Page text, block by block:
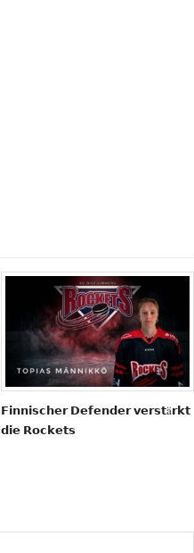
𝗙𝗶𝗻𝗻𝗶𝘀𝗰𝗵𝗲𝗿 𝗗𝗲𝗳𝗲𝗻𝗱𝗲𝗿 𝘃𝗲𝗿𝘀𝘁ä𝗿𝗸𝘁
𝗱𝗶𝗲 𝗥𝗼𝗰𝗸𝗲𝘁𝘀